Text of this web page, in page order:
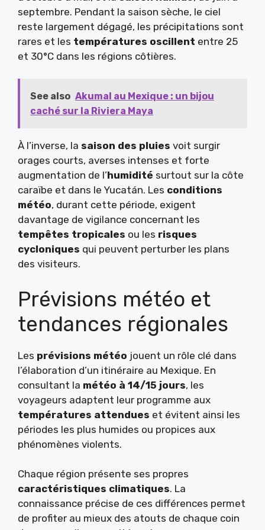
septembre. Pendant la saison sèche, le ciel
reste largement dégagé, les précipitations sont
rares et les températures oscillent entre 25
et 30°C dans les régions côtières.
See also Akumal au Mexique : un bijou
caché sur la Riviera Maya
À l’inverse, la saison des pluies voit surgir
orages courts, averses intenses et forte
augmentation de l’humidité surtout sur la côte
caraïbe et dans le Yucatán. Les conditions
météo, durant cette période, exigent
davantage de vigilance concernant les
tempêtes tropicales ou les risques
cycloniques qui peuvent perturber les plans
des visiteurs.
Prévisions météo et
tendances régionales
Les prévisions météo jouent un rôle clé dans
l’élaboration d’un itinéraire au Mexique. En
consultant la météo à 14/15 jours, les
voyageurs adaptent leur programme aux
températures attendues et évitent ainsi les
périodes les plus humides ou propices aux
phénomènes violents.
Chaque région présente ses propres
caractéristiques climatiques. La
connaissance précise de ces différences permet
de profiter au mieux des atouts de chaque coin